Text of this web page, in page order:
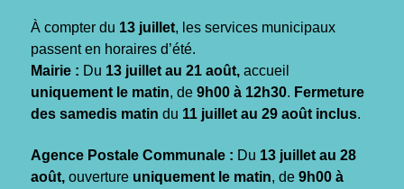
À compter du 13 juillet, les services municipaux
passent en horaires d’été.
Mairie : Du 13 juillet au 21 août, accueil
uniquement le matin, de 9h00 à 12h30. Fermeture
des samedis matin du 11 juillet au 29 août inclus.
Agence Postale Communale : Du 13 juillet au 28
août, ouverture uniquement le matin, de 9h00 à